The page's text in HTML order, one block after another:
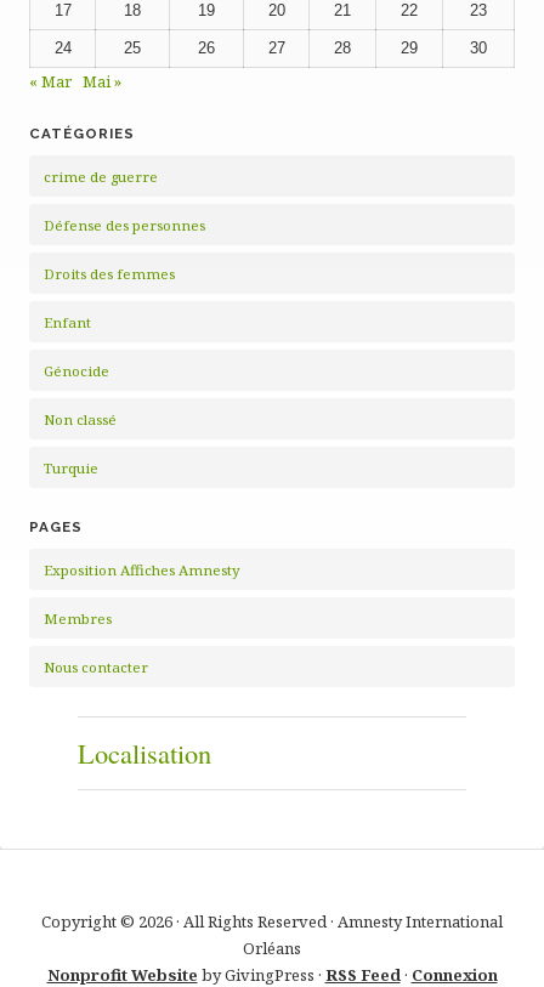
17 18 19 20 21 22 23
24 25 26 27 28 29 30
« Mar Mai »
CATÉGORIES
crime de guerre
Défense des personnes
Droits des femmes
Enfant
Génocide
Non classé
Turquie
PAGES
Exposition Affiches Amnesty
Membres
Nous contacter
Localisation
Copyright © 2026 · All Rights Reserved · Amnesty International
Orléans
Nonprofit Website by GivingPress · RSS Feed· Connexion